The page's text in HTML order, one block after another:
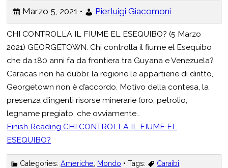
Marzo 5, 2021 • Pierluigi Giacomoni
CHI CONTROLLA IL FIUME EL ESEQUIBO? (5 Marzo
2021) GEORGETOWN. Chi controlla il fiume el Esequibo
che da 180 anni fa da frontiera tra Guyana e Venezuela?
Caracas non ha dubbi: la regione le appartiene di diritto,
Georgetown non è d’accordo. Motivo della contesa, la
presenza d’ingenti risorse minerarie (oro, petrolio,
legname pregiato, che ovviamente…
Finish Reading CHI CONTROLLA IL FIUME EL
ESEQUIBO?
Categories:Americhe Mondo • Tags: Caraibi